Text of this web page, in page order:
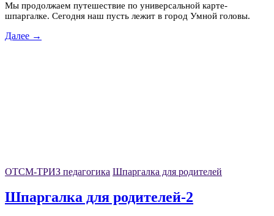
Мы продолжаем путешествие по универсальной карте-
шпаргалке. Сегодня наш пусть лежит в город Умной головы.
Далее →
ОТСМ-ТРИЗ педагогика Шпаргалка для родителей
Шпаргалка для родителей-2